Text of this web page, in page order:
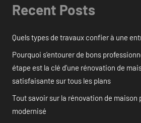
Recent Posts
Quels types de travaux confier à une
Pourquoi s’entourer de bons
étape est la clé d’une rénovation de
satisfaisante sur tous les plans
Tout savoir sur la rénovation de maison
modernisé